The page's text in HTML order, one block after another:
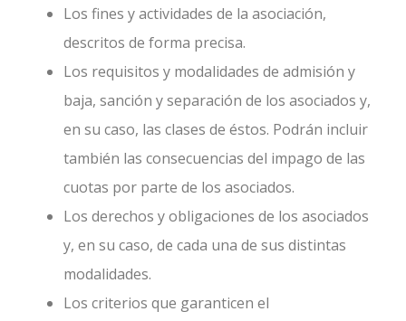
Los fines y actividades de la asociación,
descritos de forma precisa.
Los requisitos y modalidades de admisión y
baja, sanción y separación de los asociados y,
en su caso, las clases de éstos. Podrán incluir
también las consecuencias del impago de las
cuotas por parte de los asociados.
Los derechos y obligaciones de los asociados
y, en su caso, de cada una de sus distintas
modalidades.
Los criterios que garanticen el